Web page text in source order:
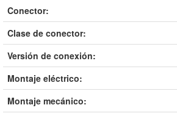
Conector:
Clase de conector:
Versión de conexión:
Montaje eléctrico:
Montaje mecánico: